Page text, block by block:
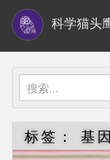
i
科学猫头
搜
索：
标签： 基因